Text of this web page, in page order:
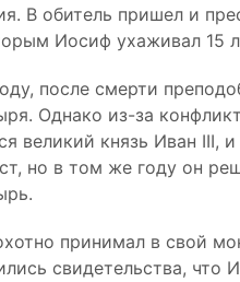
В обитель пришел и
Иосиф ухаживал 15
после смерти
Однако из-за
великий князь Иван III,
но в том же году он
принимал в свой
свидетельства, что